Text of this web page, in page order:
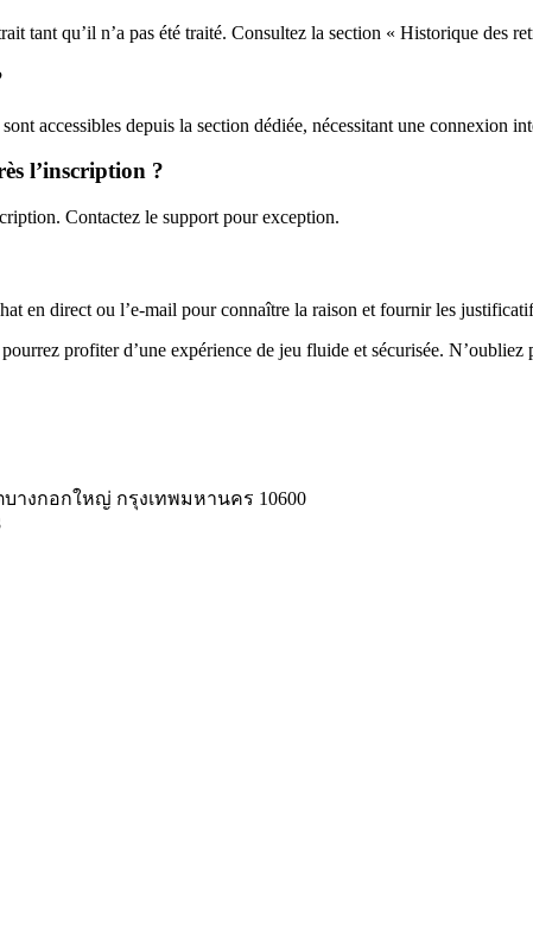
tant qu’il n’a pas été traité. Consultez la section « Historique des
accessibles depuis la section dédiée, nécessitant une connexion
l’inscription ?
Contactez le support pour exception.
en direct ou l’e-mail pour connaître la raison et fournir les
profiter d’une expérience de jeu fluide et sécurisée.
างกอกใหญ่ กรุงเทพมหานคร 10600